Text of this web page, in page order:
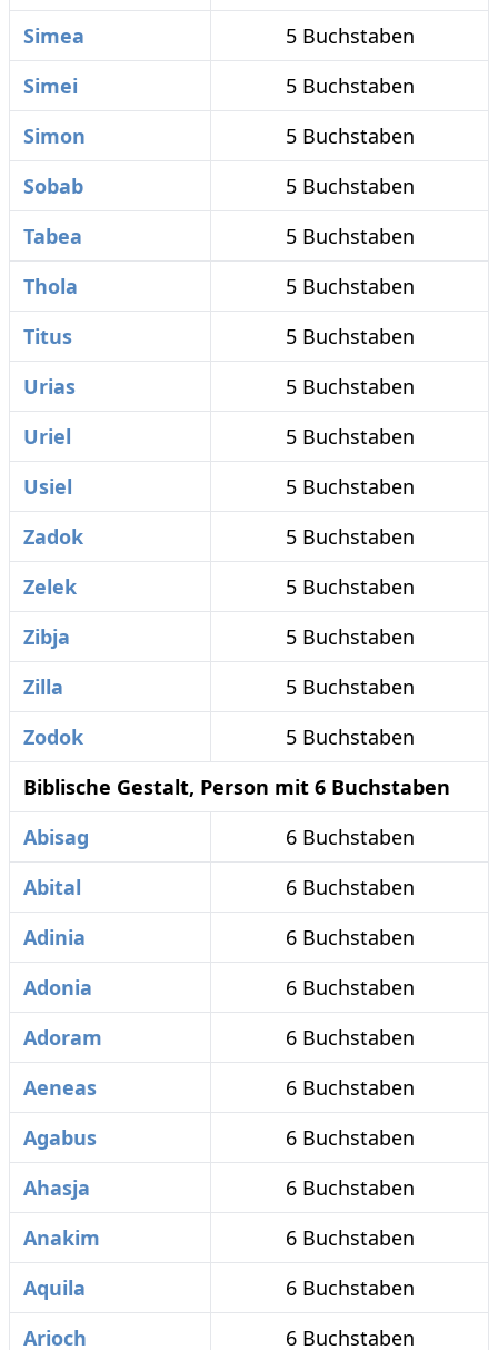
Simea
5 Buchstaben
Simei
5 Buchstaben
Simon
5 Buchstaben
Sobab
5 Buchstaben
Tabea
5 Buchstaben
Thola
5 Buchstaben
Titus
5 Buchstaben
Urias
5 Buchstaben
Uriel
5 Buchstaben
Usiel
5 Buchstaben
Zadok
5 Buchstaben
Zelek
5 Buchstaben
Zibja
5 Buchstaben
Zilla
5 Buchstaben
Zodok
5 Buchstaben
Biblische Gestalt, Person mit 6 Buchstaben
Abisag
6 Buchstaben
Abital
6 Buchstaben
Adinia
6 Buchstaben
Adonia
6 Buchstaben
Adoram
6 Buchstaben
Aeneas
6 Buchstaben
Agabus
6 Buchstaben
Ahasja
6 Buchstaben
Anakim
6 Buchstaben
Aquila
6 Buchstaben
Arioch
6 Buchstaben